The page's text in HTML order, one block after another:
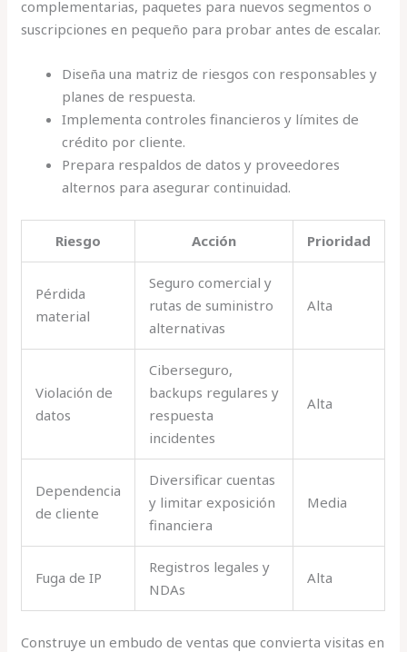
complementarias, paquetes para nuevos segmentos o
suscripciones en pequeño para probar antes de escalar.
Diseña una matriz de riesgos con responsables y
planes de respuesta.
Implementa controles financieros y límites de
crédito por cliente.
Prepara respaldos de datos y proveedores
alternos para asegurar continuidad.
Riesgo Acción Prioridad
Pérdida
material
Seguro comercial y
rutas de suministro
alternativas
Alta
Violación de
datos
Ciberseguro,
backups regulares y
respuesta
incidentes
Alta
Dependencia
de cliente
Diversificar cuentas
y limitar exposición
financiera
Media
Fuga de IP
Registros legales y
NDAs
Alta
Construye un embudo de ventas que convierta visitas en